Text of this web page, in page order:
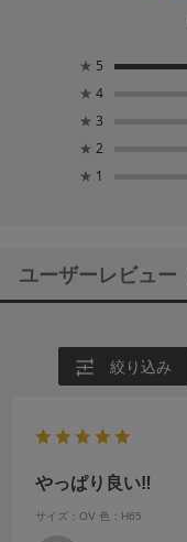
★ 5
★ 4
★ 3
★ 2
★ 1
ユーザーレビュー
絞り込み
やっぱり良い‼︎
サイズ：OV 色：H65